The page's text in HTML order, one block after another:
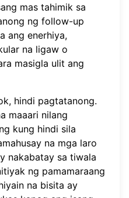
mas tahimik sa
ng follow-up
ang enerhiya,
na ligaw o
masigla ulit ang
hindi pagtatanong.
maaari nilang
kung hindi sila
na mga laro
nakabatay sa tiwala
ng pamamaraang
na bisita ay